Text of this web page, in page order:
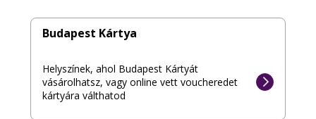
Budapest Kártya
Helyszínek, ahol Budapest Kártyát
vásárolhatsz, vagy online vett voucheredet
kártyára válthatod